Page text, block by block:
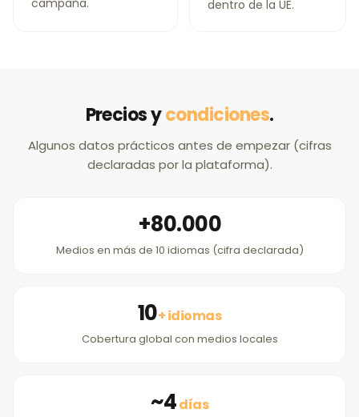
campaña. dentro de la UE.
Precios ycondiciones.
Algunos datos prácticos antes de empezar (cifras
declaradas por la plataforma).
+80.000
Medios en más de 10 idiomas (cifra declarada)
10+ idiomas
Cobertura global con medios locales
~4días